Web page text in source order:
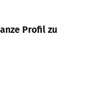
Profil zu